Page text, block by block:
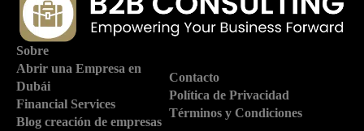
Sobre
Abrir una Empresa en
Dubái
Financial Services
Blog creación de empresas
Contacto
Política de Privacidad
Términos y Condiciones